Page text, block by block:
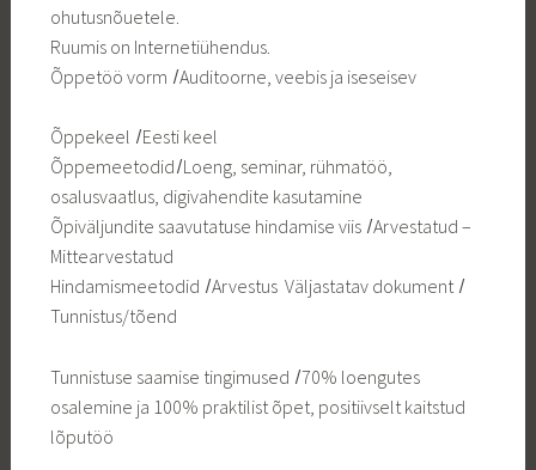
ohutusnõuetele.
Ruumis on Internetiühendus.
Õppetöö vorm ̸ Auditoorne, veebis ja iseseisev
Õppekeel ̸ Eesti keel
Õppemeetodid ̸ Loeng, seminar, rühmatöö,
osalusvaatlus, digivahendite kasutamine
Õpiväljundite saavutatuse hindamise viis ̸ Arvestatud –
Mittearvestatud
Hindamismeetodid ̸ Arvestus Väljastatav dokument ̸
Tunnistus/tõend
Tunnistuse saamise tingimused ̸ 70% loengutes
osalemine ja 100% praktilist õpet, positiivselt kaitstud
lõputöö